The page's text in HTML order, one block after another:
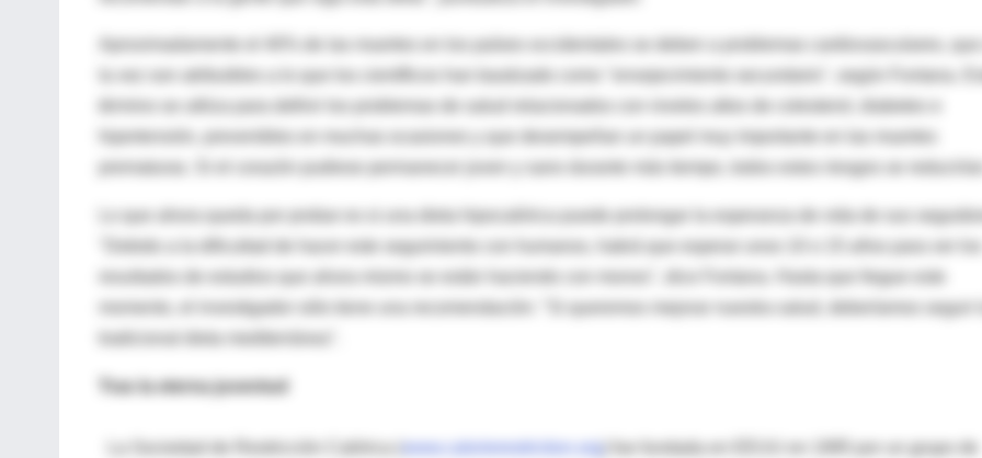
la vez son atribuibles a lo que los científicos han bautizado como "envejecimiento secundario", según Fontana.
hipertensión, prevenibles en muchas ocasiones y que desempeñan un papel muy importante en las muertes
prematuras. Si el corazón pudiese permanecer joven y sano durante más tiempo, todos estos riesgos se reducirían.
Lo que ahora queda por probar es si una dieta hipocalórica puede prolongar la esperanza de vida de sus
"Debido a la dificultad de hacer este seguimiento con humanos, habrá que esperar unos 10 o 15 años para ver los
resultados de estudios que ahora mismo se están haciendo con monos", dice Fontana. Hasta que llegue este
momento, el investigador sólo tiene una recomendación: "Si queremos mejorar nuestra salud, deberíamos seguir la
Tras la eterna juventud
) fue fundada en EEUU en 1995 por un grupo de